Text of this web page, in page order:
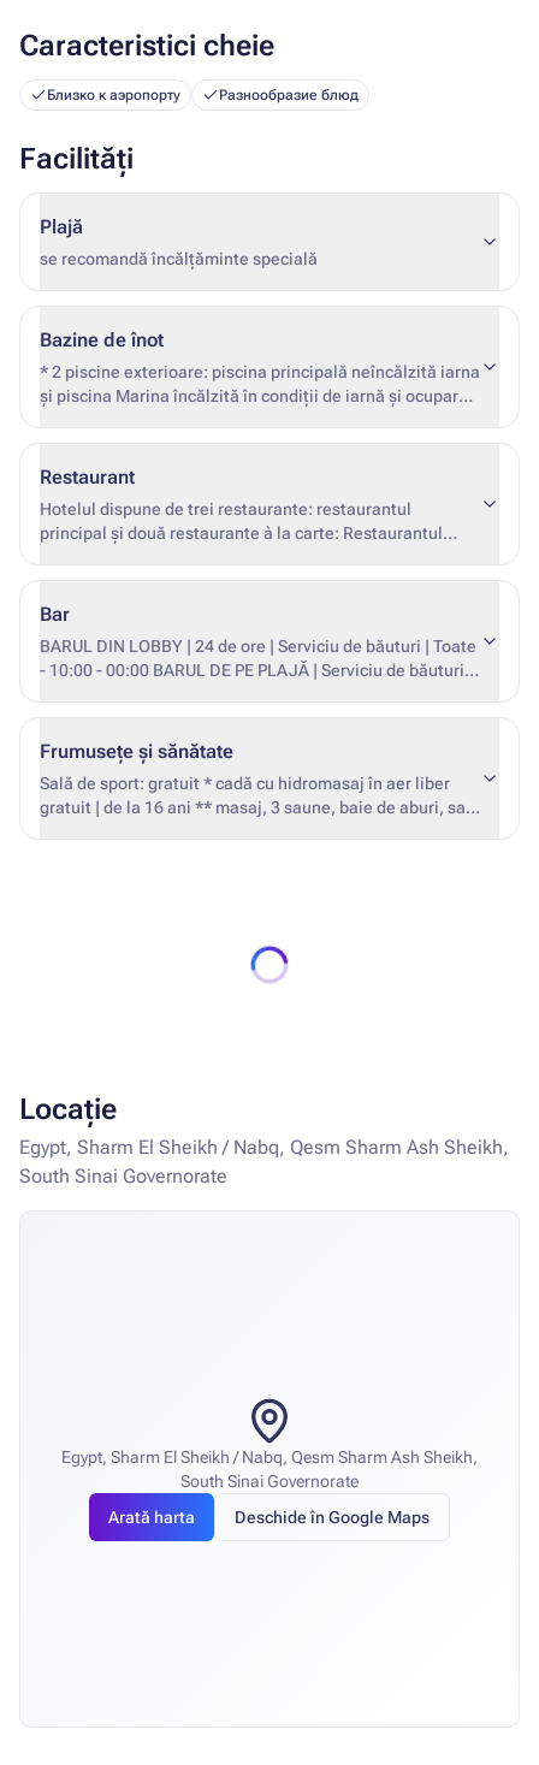
Caracteristici cheie
Близко к аэропорту Разнообразие блюд
Facilități
Plajă
se recomandă încălțăminte specială
Bazine de înot
* 2 piscine exterioare: piscina principală neîncălzită iarna
și piscina Marina încălzită în condiții de iarnă și ocuparea
la 16 ani | iarna neîncălzită *** piscină pentru copii | fara
incalzire iarna
Restaurant
Hotelul dispune de trei restaurante: restaurantul
principal și două restaurante à la carte: Restaurantul
sistem bufet | bucătărie internațională. Restaurantul
italian à la carte - cină | rezervare prealabilă - contracost
Restaurantul italian à la carte - serviciu de cină |
rezervare prealabilă - contracost (cu excepția vizitelor
incluse în conceptul All) * * consultați conceptul All
obligatorie la cină - pantaloni (fără pantaloni scurți și
tricouri).
Bar
BARUL DIN LOBBY | 24 de ore | Serviciu de băuturi | Toate
- 10:00 - 00:00 BARUL DE PE PLAJĂ | Serviciu de băuturi,
gustări ușoare BARUL AZURE | Serviciu de băuturi
Frumusețe și sănătate
Sală de sport: gratuit * cadă cu hidromasaj în aer liber
gratuit | de la 16 ani ** masaj, 3 saune, baie de aburi, sală
Locație
Egypt, Sharm El Sheikh / Nabq, Qesm Sharm Ash Sheikh,
South Sinai Governorate
Egypt, Sharm El Sheikh / Nabq, Qesm Sharm Ash Sheikh,
South Sinai Governorate
Arată harta
Deschide în Google Maps